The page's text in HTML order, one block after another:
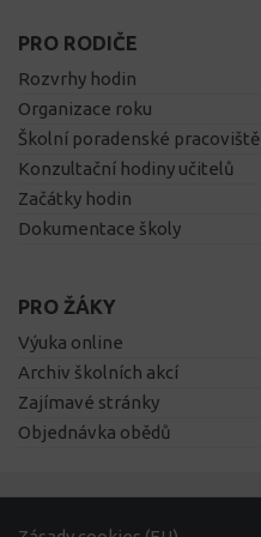
PRO RODIČE
Rozvrhy hodin
Organizace roku
Školní poradenské pracoviště
Konzultační hodiny učitelů
Začátky hodin
Dokumentace školy
PRO ŽÁKY
Výuka online
Archiv školních akcí
Zajímavé stránky
Objednávka obědů